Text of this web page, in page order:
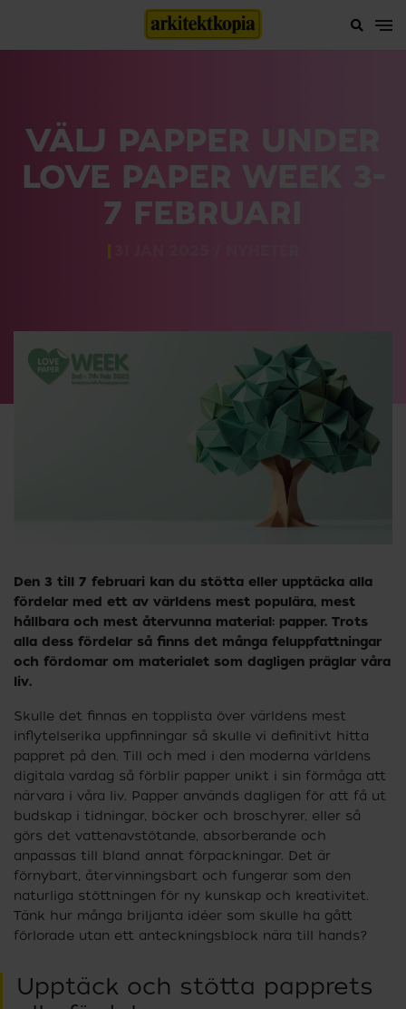
VÄLJ PAPPER UNDER
LOVE PAPER WEEK 3-
7 FEBRUARI
Den 3 till 7 februari kan du stötta eller upptäcka alla
fördelar med ett av världens mest populära, mest
hållbara och mest återvunna material: papper. Trots
alla dess fördelar så finns det många feluppfattningar
och fördomar om materialet som dagligen präglar våra
liv.
Skulle det finnas en topplista över världens mest
inflytelserika uppfinningar så skulle vi definitivt hitta
pappret på den. Till och med i den moderna världens
digitala vardag så förblir papper unikt i sin förmåga att
närvara i våra liv. Papper används dagligen för att få ut
budskap i tidningar, böcker och broschyrer, eller så
görs det vattenavstötande, absorberande och
anpassas till bland annat förpackningar. Det är
förnybart, återvinningsbart och fungerar som den
naturliga stöttningen för ny kunskap och kreativitet.
Tänk hur många briljanta idéer som skulle ha gått
förlorade utan ett anteckningsblock nära till hands?
Upptäck och stötta papprets